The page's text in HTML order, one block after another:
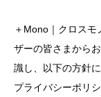
＋Mono｜クロス
ザーの皆さまから
識し、以下の方針
プライバシーポリ